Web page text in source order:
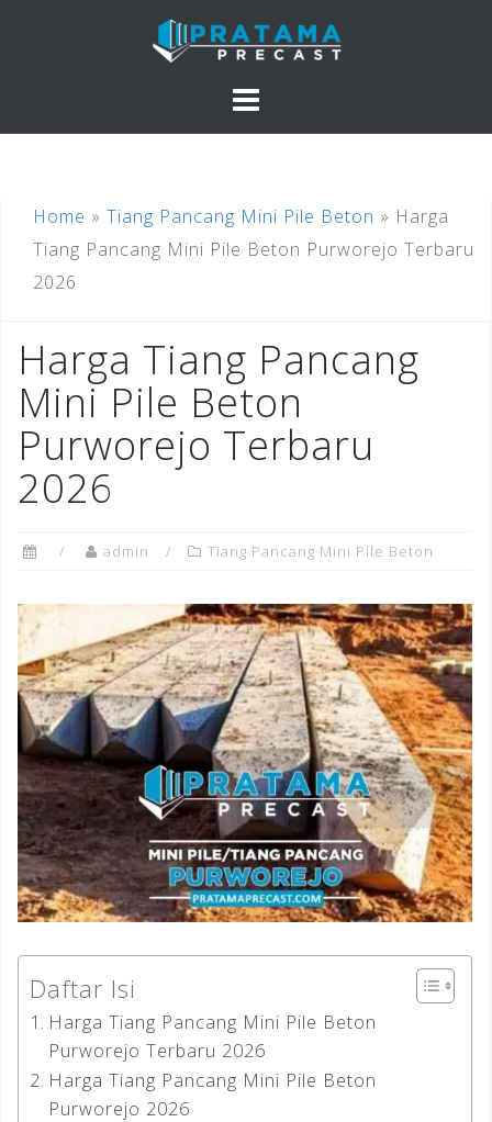
Home » Tiang Pancang Mini Pile Beton » Harga
Tiang Pancang Mini Pile Beton Purworejo Terbaru
2026
Harga Tiang Pancang
Mini Pile Beton
Purworejo Terbaru
2026
admin Tiang Pancang Mini Pile Beton
Daftar Isi
Harga Tiang Pancang Mini Pile Beton
Purworejo Terbaru 2026
Harga Tiang Pancang Mini Pile Beton
Purworejo 2026